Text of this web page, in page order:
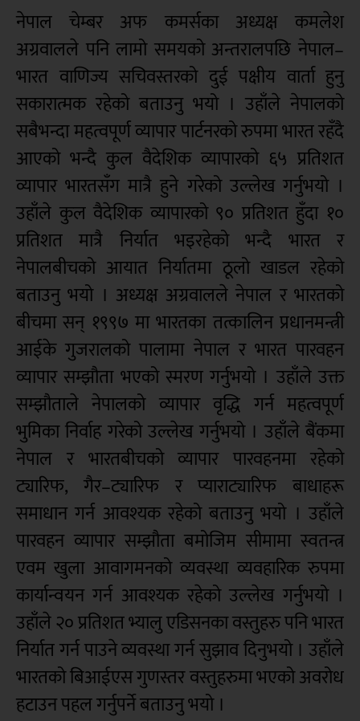
नेपाल चेम्बर अफ कमर्सका अध्यक्ष कमलेश
अग्रवालले पनि लामो समयको अन्तरालपछि नेपाल–
भारत वाणिज्य सचिवस्तरको दुई पक्षीय वार्ता हुनु
सकारात्मक रहेको बताउनु भयो । उहाँले नेपालको
सबैभन्दा महत्वपूर्ण व्यापार पार्टनरको रुपमा भारत रहँदै
आएको भन्दै कुल वैदेशिक व्यापारको ६५ प्रतिशत
व्यापार भारतसँग मात्रै हुने गरेको उल्लेख गर्नुभयो ।
उहाँले कुल वैदेशिक व्यापारको ९० प्रतिशत हुँदा १०
प्रतिशत मात्रै निर्यात भइरहेको भन्दै भारत र
नेपालबीचको आयात निर्यातमा ठूलो खाडल रहेको
बताउनु भयो । अध्यक्ष अग्रवालले नेपाल र भारतको
बीचमा सन् १९९७ मा भारतका तत्कालिन प्रधानमन्त्री
आईके गुजरालको पालामा नेपाल र भारत पारवहन
व्यापार सम्झौता भएको स्मरण गर्नुभयो । उहाँले उक्त
सम्झौताले नेपालको व्यापार वृद्धि गर्न महत्वपूर्ण
भुमिका निर्वाह गरेको उल्लेख गर्नुभयो । उहाँले बैंकमा
नेपाल र भारतबीचको व्यापार पारवहनमा रहेको
ट्यारिफ, गैर–ट्यारिफ र प्याराट्यारिफ बाधाहरू
समाधान गर्न आवश्यक रहेको बताउनु भयो । उहाँले
पारवहन व्यापार सम्झौता बमोजिम सीमामा स्वतन्त्र
एवम खुला आवागमनको व्यवस्था व्यवहारिक रुपमा
कार्यान्वयन गर्न आवश्यक रहेको उल्लेख गर्नुभयो ।
उहाँले २० प्रतिशत भ्यालु एडिसनका वस्तुहरु पनि भारत
निर्यात गर्न पाउने व्यवस्था गर्न सुझाव दिनुभयो । उहाँले
भारतको बिआईएस गुणस्तर वस्तुहरुमा भएको अवरोध
हटाउन पहल गर्नुपर्ने बताउनु भयो ।